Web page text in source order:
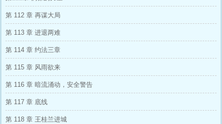
第 112 章 再谋大局
第 113 章 进退两难
第 114 章 约法三章
第 115 章 风雨欲来
第 116 章 暗流涌动，安全警告
第 117 章 底线
第 118 章 王桂兰进城